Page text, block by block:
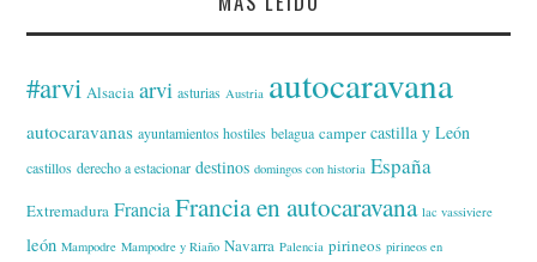
#arvi Alsacia arvi asturias Austria autocaravana
autocaravanas ayuntamientos hostiles belagua camper castilla y León
castillos derecho a estacionar destinos domingos con historia España
Extremadura Francia Francia en autocaravana lac vassiviere
león Mampodre Mampodre y Riaño Navarra Palencia pirineos pirineos en